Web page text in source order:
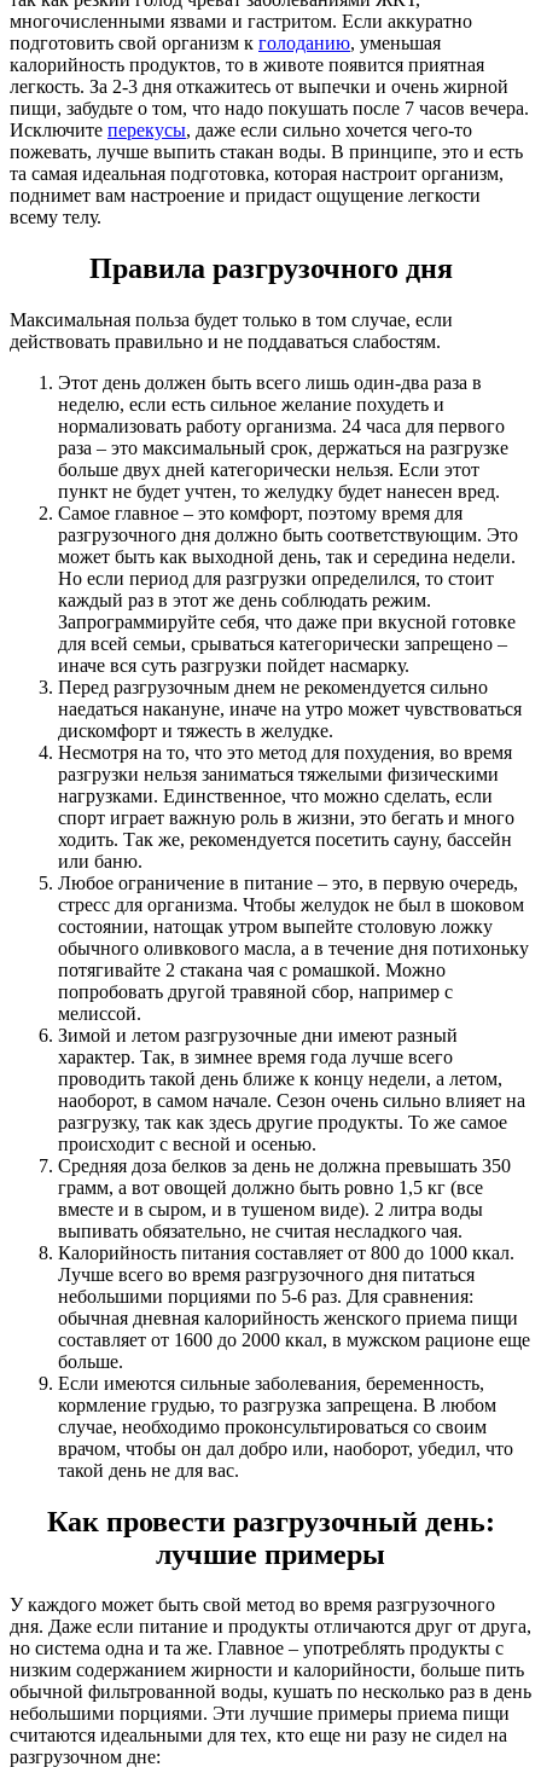
многочисленными язвами и гастритом. Если аккуратно
подготовить свой организм к голоданию, уменьшая
калорийность продуктов, то в животе появится приятная
легкость. За 2-3 дня откажитесь от выпечки и очень жирной
пищи, забудьте о том, что надо покушать после 7 часов вечера.
Исключите перекусы, даже если сильно хочется чего-то
пожевать, лучше выпить стакан воды. В принципе, это и есть
та самая идеальная подготовка, которая настроит организм,
поднимет вам настроение и придаст ощущение легкости
всему телу.
Правила разгрузочного дня
Максимальная польза будет только в том случае, если
действовать правильно и не поддаваться слабостям.
Этот день должен быть всего лишь один-два раза в
неделю, если есть сильное желание похудеть и
нормализовать работу организма. 24 часа для первого
раза – это максимальный срок, держаться на разгрузке
больше двух дней категорически нельзя. Если этот
пункт не будет учтен, то желудку будет нанесен вред.
Самое главное – это комфорт, поэтому время для
разгрузочного дня должно быть соответствующим. Это
может быть как выходной день, так и середина недели.
Но если период для разгрузки определился, то стоит
каждый раз в этот же день соблюдать режим.
Запрограммируйте себя, что даже при вкусной готовке
для всей семьи, срываться категорически запрещено –
иначе вся суть разгрузки пойдет насмарку.
Перед разгрузочным днем не рекомендуется сильно
наедаться накануне, иначе на утро может чувствоваться
дискомфорт и тяжесть в желудке.
Несмотря на то, что это метод для похудения, во время
разгрузки нельзя заниматься тяжелыми физическими
нагрузками. Единственное, что можно сделать, если
спорт играет важную роль в жизни, это бегать и много
ходить. Так же, рекомендуется посетить сауну, бассейн
или баню.
Любое ограничение в питание – это, в первую очередь,
стресс для организма. Чтобы желудок не был в шоковом
состоянии, натощак утром выпейте столовую ложку
обычного оливкового масла, а в течение дня потихоньку
потягивайте 2 стакана чая с ромашкой. Можно
попробовать другой травяной сбор, например с
мелиссой.
Зимой и летом разгрузочные дни имеют разный
характер. Так, в зимнее время года лучше всего
проводить такой день ближе к концу недели, а летом,
наоборот, в самом начале. Сезон очень сильно влияет на
разгрузку, так как здесь другие продукты. То же самое
происходит с весной и осенью.
Средняя доза белков за день не должна превышать 350
грамм, а вот овощей должно быть ровно 1,5 кг (все
вместе и в сыром, и в тушеном виде). 2 литра воды
выпивать обязательно, не считая несладкого чая.
Калорийность питания составляет от 800 до 1000 ккал.
Лучше всего во время разгрузочного дня питаться
небольшими порциями по 5-6 раз. Для сравнения:
обычная дневная калорийность женского приема пищи
составляет от 1600 до 2000 ккал, в мужском рационе еще
больше.
Если имеются сильные заболевания, беременность,
кормление грудью, то разгрузка запрещена. В любом
случае, необходимо проконсультироваться со своим
врачом, чтобы он дал добро или, наоборот, убедил, что
такой день не для вас.
Как провести разгрузочный день:
лучшие примеры
У каждого может быть свой метод во время разгрузочного
дня. Даже если питание и продукты отличаются друг от друга,
но система одна и та же. Главное – употреблять продукты с
низким содержанием жирности и калорийности, больше пить
обычной фильтрованной воды, кушать по несколько раз в день
небольшими порциями. Эти лучшие примеры приема пищи
считаются идеальными для тех, кто еще ни разу не сидел на
разгрузочном дне: